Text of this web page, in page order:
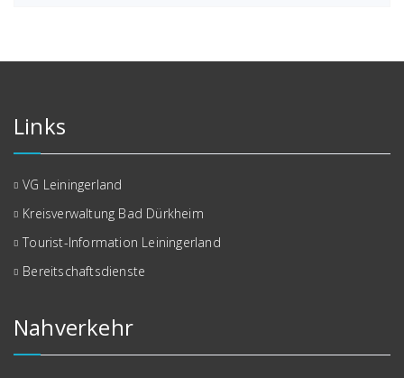
Links
VG Leiningerland
Kreisverwaltung Bad Dürkheim
Tourist-Information Leiningerland
Bereitschaftsdienste
Nahverkehr